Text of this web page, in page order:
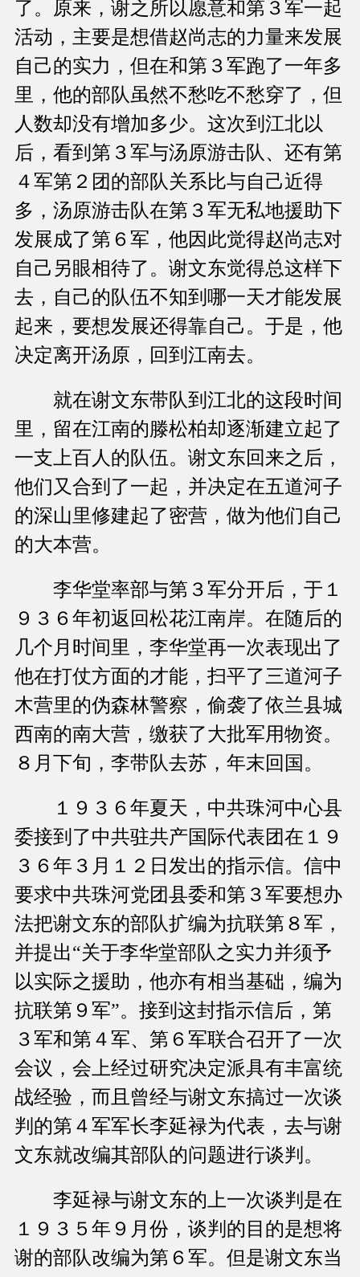
了。原来，谢之所以愿意和第３军一起
活动，主要是想借赵尚志的力量来发展
自己的实力，但在和第３军跑了一年多
里，他的部队虽然不愁吃不愁穿了，但
人数却没有增加多少。这次到江北以
后，看到第３军与汤原游击队、还有第
４军第２团的部队关系比与自己近得
多，汤原游击队在第３军无私地援助下
发展成了第６军，他因此觉得赵尚志对
自己另眼相待了。谢文东觉得总这样下
去，自己的队伍不知到哪一天才能发展
起来，要想发展还得靠自己。于是，他
决定离开汤原，回到江南去。
就在谢文东带队到江北的这段时间
里，留在江南的滕松柏却逐渐建立起了
一支上百人的队伍。谢文东回来之后，
他们又合到了一起，并决定在五道河子
的深山里修建起了密营，做为他们自己
的大本营。
李华堂率部与第３军分开后，于１
９３６年初返回松花江南岸。在随后的
几个月时间里，李华堂再一次表现出了
他在打仗方面的才能，扫平了三道河子
木营里的伪森林警察，偷袭了依兰县城
西南的南大营，缴获了大批军用物资。
８月下旬，李带队去苏，年末回国。
１９３６年夏天，中共珠河中心县
委接到了中共驻共产国际代表团在１９
３６年３月１２日发出的指示信。信中
要求中共珠河党团县委和第３军要想办
法把谢文东的部队扩编为抗联第８军，
并提出“关于李华堂部队之实力并须予
以实际之援助，他亦有相当基础，编为
抗联第９军”。接到这封指示信后，第
３军和第４军、第６军联合召开了一次
会议，会上经过研究决定派具有丰富统
战经验，而且曾经与谢文东搞过一次谈
判的第４军军长李延禄为代表，去与谢
文东就改编其部队的问题进行谈判。
李延禄与谢文东的上一次谈判是在
１９３５年９月份，谈判的目的是想将
谢的部队改编为第６军。但是谢文东当